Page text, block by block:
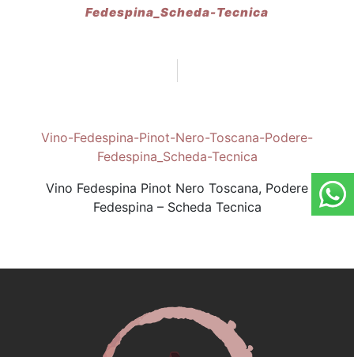
Fedespina_Scheda-Tecnica
Vino-Fedespina-Pinot-Nero-Toscana-Podere-
Fedespina_Scheda-Tecnica
Vino Fedespina Pinot Nero Toscana, Podere
Fedespina – Scheda Tecnica